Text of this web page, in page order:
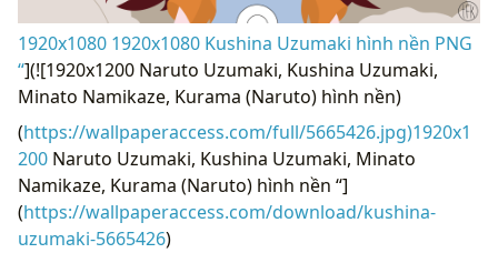
1920x1080 1920x1080 Kushina Uzumaki hình nền PNG
“](![1920x1200 Naruto Uzumaki, Kushina Uzumaki,
Minato Namikaze, Kurama (Naruto) hình nền)
(https://wallpaperaccess.com/full/5665426.jpg)1920x1
200 Naruto Uzumaki, Kushina Uzumaki, Minato
Namikaze, Kurama (Naruto) hình nền “]
(https://wallpaperaccess.com/download/kushina-
uzumaki-5665426)